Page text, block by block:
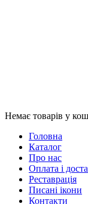
Немає товарів у
Головна
Каталог
Про нас
Оплата і
Реставрація
Писані ікони
Контакти